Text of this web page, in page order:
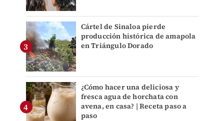
Cártel de Sinaloa pierde
producción histórica de amapola
en Triángulo Dorado
¿Cómo hacer una deliciosa y
fresca agua de horchata con
avena, en casa? | Receta paso a
paso